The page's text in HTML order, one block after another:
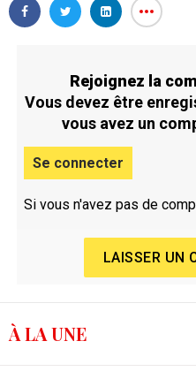
Rejoignez la
Vous devez être
vous avez un
Se connecter
Si vous n'avez pas de
LAISSER UN
À LA UNE